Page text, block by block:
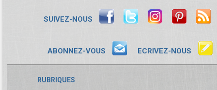
SUIVEZ-NOUS
ABONNEZ-VOUS ECRIVEZ-NOUS
RUBRIQUES